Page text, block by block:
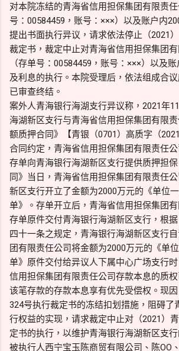
对本院冻结的青海省信用担保集团有限责
号：00584459，账号：×××）以及账户内
提出书面执行异议，请求依法停止（2021
裁定书，裁定中止对青海省信用担保集团
（存单号：00584459，账号：×××）以及
及利息的执行。本院受理后，依法组成合
已审查终结。
案外人青海银行海湖支行异议称，2021年
海湖新区支行与青海省信用担保集团有限
额质押合同》【青银（0701）高质字（
合同约定，青海省信用担保集团有限责任
存单向青海银行海湖新区支行提供质押担
同》当日，青海省信用担保集团有限责任
新区支行开立了金额为2000万元的《单位
单》。存单开立后，青海省信用担保集团
存单原件交付青海银行海湖新区支行，根
四十一条之规定，青海银行海湖新区支行
团有限责任公司将金额为2000万元的《单
单》原件交付给异议人下属中心广场支行
信用担保集团有限责任公司存款本息的质
该笔存款的存款本息享有优先受偿权。现
324号执行裁定书的冻结扣划措施，阻碍了
行权益的实现，请求裁定中止对（2021）
定书的执行，以维护青海银行海湖新区支
被执行人西宁宝玉陈商贸有限公司、陈OO